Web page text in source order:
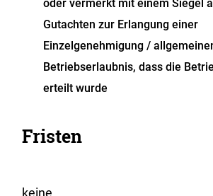
oder vermerkt mit einem Siegel
Gutachten zur Erlangung einer
Einzelgenehmigung /
Betriebserlaubnis, dass die
erteilt wurde
Fristen
keine